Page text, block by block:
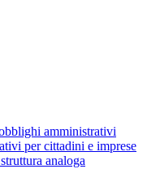
amministrativi
per cittadini e imprese
analoga